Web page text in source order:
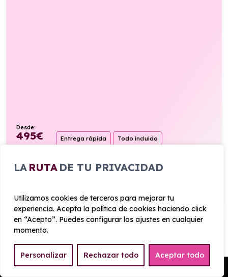
LA RUTA DE TU PRIVACIDAD
Utilizamos cookies de terceros para mejorar tu
experiencia. Acepta la política de cookies haciendo click
en “Acepto”. Puedes configurar los ajustes en cualquier
momento.
Personalizar Rechazar todo Aceptar todo
Desde:
495€
/mes+IVA
Entrega rápida Todo incluido
225cv H. Enchufable
FORD TRANSIT CUSTOM KOMBI 2.0 ECOBLUE
150CV 320 L1 TREND M1 II
Manual
Pedir Presupuesto